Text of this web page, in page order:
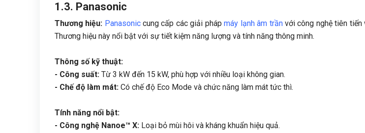
1.3. Panasonic
Thương hiệu: Panasoniccung cấp các giải phápmáy lạnh âm trầnvới công nghệ tiên tiến
Thương hiệu này nổi bật với sự tiết kiệm năng lượng và tính năng thông minh.
Thông số kỹ thuật:
- Công suất:Từ 3 kW đến 15 kW, phù hợp với nhiều loại không gian.
- Chế độ làm mát:Có chế độ Eco Mode và chức năng làm mát tức thì.
Tính năng nổi bật:
- Công nghệ Nanoe™ X:Loại bỏ mùi hôi và kháng khuẩn hiệu quả.